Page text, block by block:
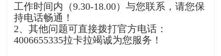
工作时间内（9.30-18.00）与您联系，请您保
持电话畅通！
2、其他问题可直接拨打官方电话：
4006655335拉卡拉竭诚为您服务！